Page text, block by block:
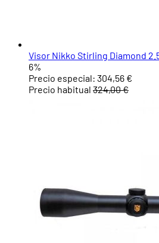
Visor Nikko Stirling Diamond
6%
Precio especial: 304,56 €
Precio habitual 324,00 €